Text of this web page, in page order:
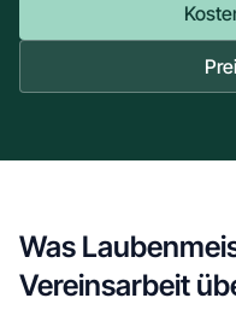
Was
Vereinsarbeit